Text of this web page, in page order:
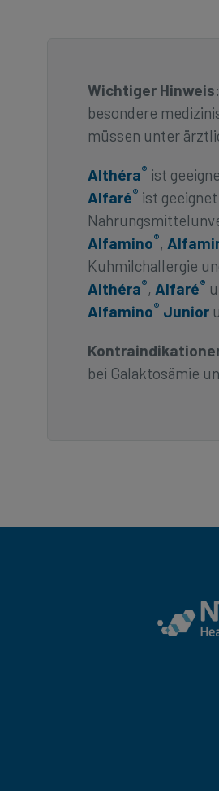
Wichtiger Hinweis
besondere
müssen unter
Althéra® ist
Alfaré® ist
Alfamino®,
Kuhmilchallergie
Althéra®, Alfaré®
Alfamino® Junior
bei Galaktosämie